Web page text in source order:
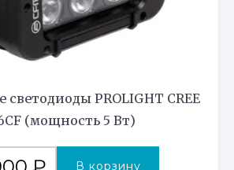
светодиоды PROLIGHT CREE
(мощность 5 Вт)
В корзину